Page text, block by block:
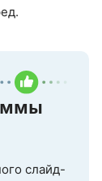
слайд-